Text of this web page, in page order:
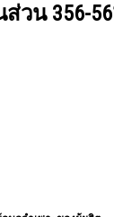
ส่วน 356-